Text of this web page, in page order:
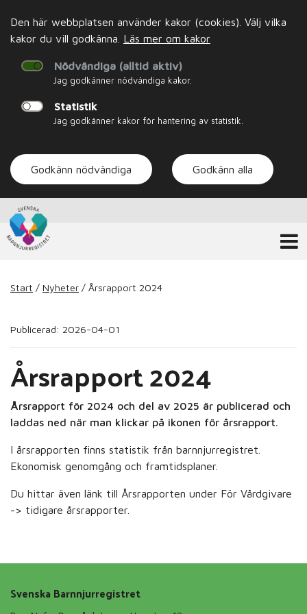
Den här webbplatsen använder kakor (cookies). Välj vilka
kakor du vill godkänna. Läs mer om kakor
Nödvändiga (alltid aktiv)
Jag godkänner nödvändiga kakor.
Statistik
Jag godkänner kakor för hantering av statistik.
Godkänn nödvändiga Godkänn alla
Start / Nyheter / Årsrapport 2024
Publicerad: 2026-04-01
Årsrapport 2024
Årsrapport för 2024 och del av 2025 är publicerad och
laddas ned när man klickar på ikonen för årsrapport.
I årsrapporten finns statistik från barnnjurregistret.
Ekonomisk genomgång och framtidsplaner.
Du hittar även länk till Årsrapporten under För Vårdgivare
-> tidigare årsrapporter.
Svenska Barnnjurregistret